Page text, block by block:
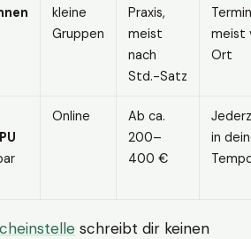
kleine
Gruppen
Praxis,
meist
nach
Std.-Satz
meist
Ort
Online
Ab ca.
200–
400 €
in
schreibt dir keinen